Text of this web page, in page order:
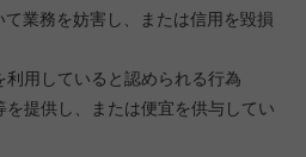
て業務を妨害し、または信用を毀損
利用していると認められる行為
を提供し、または便宜を供与してい